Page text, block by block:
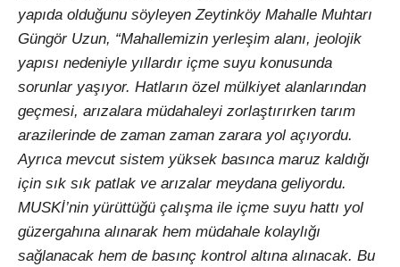
yapıda olduğunu söyleyen Zeytinköy Mahalle Muhtarı
Güngör Uzun, “Mahallemizin yerleşim alanı, jeolojik
yapısı nedeniyle yıllardır içme suyu konusunda
sorunlar yaşıyor. Hatların özel mülkiyet alanlarından
geçmesi, arızalara müdahaleyi zorlaştırırken tarım
arazilerinde de zaman zaman zarara yol açıyordu.
Ayrıca mevcut sistem yüksek basınca maruz kaldığı
için sık sık patlak ve arızalar meydana geliyordu.
MUSKİ’nin yürüttüğü çalışma ile içme suyu hattı yol
güzergahına alınarak hem müdahale kolaylığı
sağlanacak hem de basınç kontrol altına alınacak. Bu